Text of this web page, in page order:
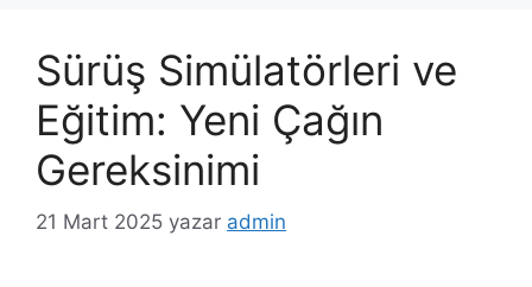
o
r
i
l
e
r
Sürüş Simülatörleri ve
Eğitim: Yeni Çağın
Gereksinimi
21 Mart 2025 yazar admin